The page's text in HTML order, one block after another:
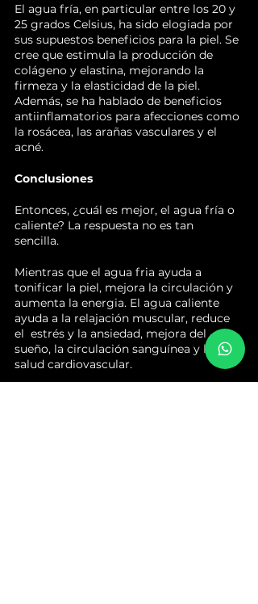
El agua fría, en particular entre los 20 y
25 grados Celsius, ha sido elogiada por
sus supuestos beneficios para la piel. Se
cree que estimula la producción de
colágeno y elastina, mejorando la
firmeza y la elasticidad de la piel.
Además, se ha hablado de beneficios
antiinflamatorios para afecciones como
la rosácea, las arañas vasculares y el
acné.
Conclusiones
Entonces, ¿cuál es mejor, el agua fría o
caliente? La respuesta no es tan
sencilla.
Mientras que el agua fria ayuda a
tonificar la piel, mejora la circulación y
aumenta la energia. El agua caliente
ayuda a la relajación muscular, reduce
el  estrés y la ansiedad, mejora del
sueño, la circulación sanguínea y la
salud cardiovascular.